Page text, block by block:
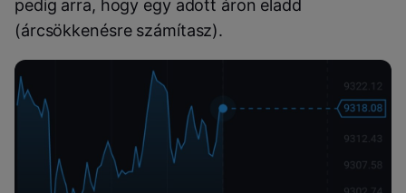
pedig arra, hogy egy adott áron eladd
(árcsökkenésre számítasz).